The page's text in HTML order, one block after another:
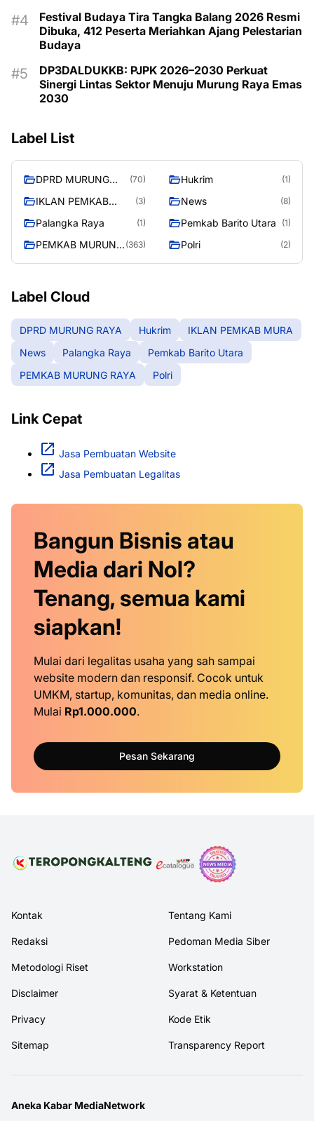
Festival Budaya Tira Tangka Balang 2026 Resmi
Dibuka, 412 Peserta Meriahkan Ajang Pelestarian
Budaya
DP3DALDUKKB: PJPK 2026–2030 Perkuat
Sinergi Lintas Sektor Menuju Murung Raya Emas
2030
Label List
DPRD MURUNG
(70) Hukrim (1)
IKLAN PEMKAB
(3) News (8)
Palangka Raya (1) Pemkab Barito Utara (1)
PEMKAB MURUNG (363) Polri (2)
Label Cloud
DPRD MURUNG RAYA Hukrim
IKLAN PEMKAB MURA
News
Palangka Raya
Pemkab Barito Utara
PEMKAB MURUNG RAYA
Polri
Link Cepat
Jasa Pembuatan Website
Jasa Pembuatan Legalitas
Bangun Bisnis atau
Media dari Nol?
Tenang, semua kami
siapkan!
Mulai dari legalitas usaha yang sah sampai
website modern dan responsif. Cocok untuk
UMKM, startup, komunitas, dan media online.
Mulai Rp1.000.000.
Pesan Sekarang
Kontak Tentang Kami
Redaksi Pedoman Media Siber
Metodologi Riset Workstation
Disclaimer Syarat & Ketentuan
Privacy Kode Etik
Sitemap Transparency Report
Aneka Kabar MediaNetwork